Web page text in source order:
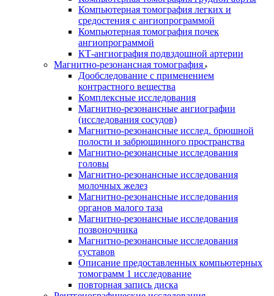
Компьютерная томография легких и
средостения с ангиопрограммой
Компьютерная томография почек
ангиопрограммой
КТ-ангиография подвздошной артерии
Магнитно-резонансная томография
Дообследование с применением
контрастного вещества
Комплексные исследования
Магнитно-резонансные ангиографии
(исследования сосудов)
Магнитно-резонансные исслед. брюшной
полости и забрюшинного пространства
Магнитно-резонансные исследования
головы
Магнитно-резонансные исследования
молочных желез
Магнитно-резонансные исследования
органов малого таза
Магнитно-резонансные исследования
позвоночника
Магнитно-резонансные исследования
суставов
Описание предоставленных компьютерных
томограмм 1 исследование
повторная запись диска